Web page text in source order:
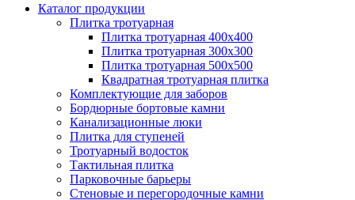
Каталог продукции
Плитка тротуарная
Плитка тротуарная 400x400
Плитка тротуарная 300x300
Плитка тротуарная 500x500
Квадратная тротуарная плитка
Комплектующие для заборов
Бордюрные бортовые камни
Канализационные люки
Плитка для ступеней
Тротуарный водосток
Тактильная плитка
Парковочные барьеры
Стеновые и перегородочные камни